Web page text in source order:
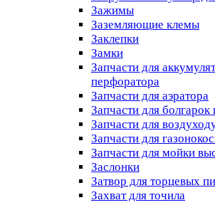
Зажимы
Заземляющие клемы
Заклепки
Замки
Запчасти для
перфоратора
Запчасти для аэратора
Запчасти для
Запчасти для
Запчасти для
Запчасти для мойки
Заслонки
Затвор для торцевых
Захват для точила